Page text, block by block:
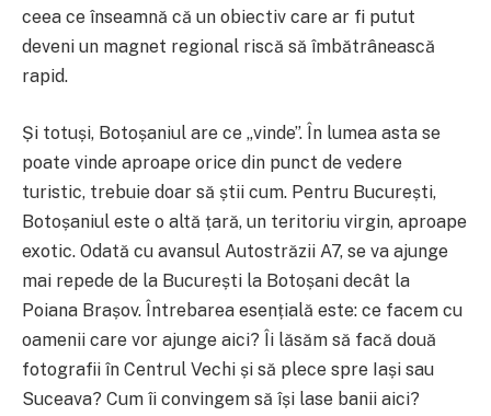
ceea ce înseamnă că un obiectiv care ar fi putut
deveni un magnet regional riscă să îmbătrânească
rapid.
Și totuși, Botoșaniul are ce „vinde”. În lumea asta se
poate vinde aproape orice din punct de vedere
turistic, trebuie doar să știi cum. Pentru București,
Botoșaniul este o altă țară, un teritoriu virgin, aproape
exotic. Odată cu avansul Autostrăzii A7, se va ajunge
mai repede de la București la Botoșani decât la
Poiana Brașov. Întrebarea esențială este: ce facem cu
oamenii care vor ajunge aici? Îi lăsăm să facă două
fotografii în Centrul Vechi și să plece spre Iași sau
Suceava? Cum îi convingem să își lase banii aici?